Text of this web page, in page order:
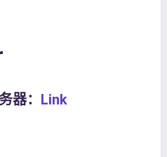
器： Link